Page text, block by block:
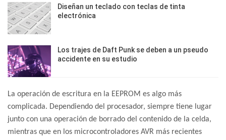
Diseñan un teclado con teclas de tinta
electrónica
Los trajes de Daft Punk se deben a un pseudo
accidente en su estudio
La operación de escritura en la EEPROM es algo más
complicada. Dependiendo del procesador, siempre tiene lugar
junto con una operación de borrado del contenido de la celda,
mientras que en los microcontroladores AVR más recientes